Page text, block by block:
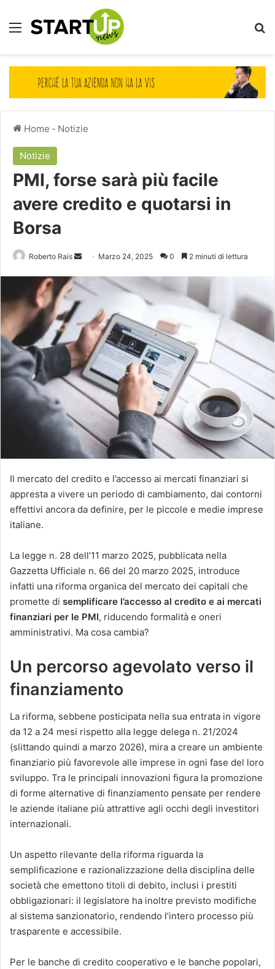
Menu
Home - Notizie
Notizie
PMI, forse sarà più facile
avere credito e quotarsi in
Borsa
Roberto Rais
Invia Marzo 24, 2025 0 2 minuti di lettura
Il mercato del credito e l’accesso ai mercati finanziari si
appresta a vivere un periodo di cambiamento, dai contorni
effettivi ancora da definire, per le piccole e medie imprese
italiane.
La legge n. 28 dell’11 marzo 2025, pubblicata nella
Gazzetta Ufficiale n. 66 del 20 marzo 2025, introduce
infatti una riforma organica del mercato dei capitali che
promette di semplificare l’accesso al credito e ai mercati
finanziari per le PMI, riducendo formalità e oneri
amministrativi. Ma cosa cambia?
Un percorso agevolato verso il
finanziamento
La riforma, sebbene posticipata nella sua entrata in vigore
da 12 a 24 mesi rispetto alla legge delega n. 21/2024
(slittando quindi a marzo 2026), mira a creare un ambiente
finanziario più favorevole alle imprese in ogni fase del loro
sviluppo. Tra le principali innovazioni figura la promozione
di forme alternative di finanziamento pensate per rendere
le aziende italiane più attrattive agli occhi degli investitori
internazionali.
Un aspetto rilevante della riforma riguarda la
semplificazione e razionalizzazione della disciplina delle
società che emettono titoli di debito, inclusi i prestiti
obbligazionari: il legislatore ha inoltre previsto modifiche
al sistema sanzionatorio, rendendo l’intero processo più
trasparente e accessibile.
Per le banche di credito cooperativo e le banche popolari,